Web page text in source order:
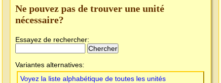
Ne pouvez pas de trouver une unité
nécessaire?
Essayez de rechercher:
Variantes alternatives:
Voyez la liste alphabétique de toutes les unités